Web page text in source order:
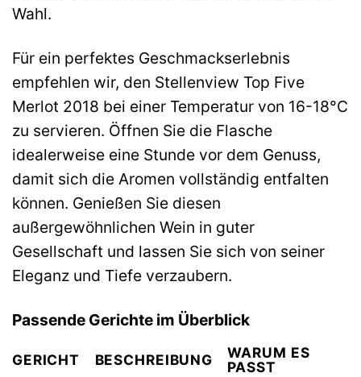
Wahl.
Für ein perfektes Geschmackserlebnis
empfehlen wir, den Stellenview Top Five
Merlot 2018 bei einer Temperatur von 16-18°C
zu servieren. Öffnen Sie die Flasche
idealerweise eine Stunde vor dem Genuss,
damit sich die Aromen vollständig entfalten
können. Genießen Sie diesen
außergewöhnlichen Wein in guter
Gesellschaft und lassen Sie sich von seiner
Eleganz und Tiefe verzaubern.
Passende Gerichte im Überblick
GERICHT BESCHREIBUNG
WARUM ES
PASST